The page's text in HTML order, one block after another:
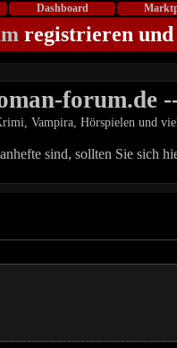
Dashboard
registrieren und
forum.de
Vampira, Hörspielen und
sind, sollten Sie sich